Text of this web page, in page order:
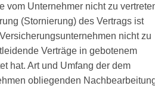
vom Unternehmer nicht zu
(Stornierung) des Vertrags ist
nicht zu
Verträge in gebotenem
hat. Art und Umfang der dem
obliegenden